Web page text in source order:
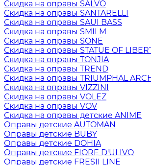
Скидка на оправы SALVO
Скидка на оправы SANTARELLI
Скидка на оправы SAUI BASS
Скидка на оправы SMILM
Скидка на оправы SONE
Скидка на оправы STATUE OF
Скидка на оправы TONJIA
Скидка на оправы TREND
Скидка на оправы TRIUMPHAL
Скидка на оправы VIZZINI
Скидка на оправы VOLEZ
Скидка на оправы VOV
Скидка на оправы детские ANIME
Оправы детские AUTOMAN
Оправы детские BUBY
Оправы детские DOHIA
Оправы детские FIORE D'ULIVO
Оправы детские FRESII LINE